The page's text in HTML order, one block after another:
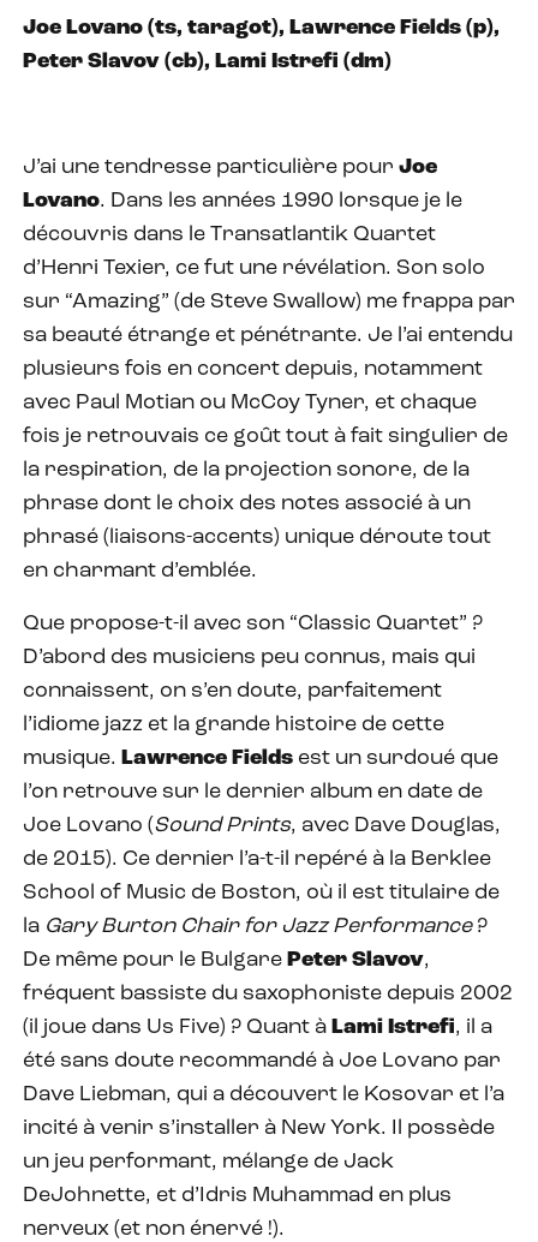
Joe Lovano (ts, taragot), Lawrence Fields (p),
Peter Slavov (cb), Lami Istrefi (dm)
J’ai une tendresse particulière pour Joe
Lovano. Dans les années 1990 lorsque je le
découvris dans le Transatlantik Quartet
d’Henri Texier, ce fut une révélation. Son solo
sur “Amazing” (de Steve Swallow) me frappa par
sa beauté étrange et pénétrante. Je l’ai entendu
plusieurs fois en concert depuis, notamment
avec Paul Motian ou McCoy Tyner, et chaque
fois je retrouvais ce goût tout à fait singulier de
la respiration, de la projection sonore, de la
phrase dont le choix des notes associé à un
phrasé (liaisons-accents) unique déroute tout
en charmant d’emblée.
Que propose-t-il avec son “Classic Quartet” ?
D’abord des musiciens peu connus, mais qui
connaissent, on s’en doute, parfaitement
l’idiome jazz et la grande histoire de cette
musique. Lawrence Fields est un surdoué que
l’on retrouve sur le dernier album en date de
Joe Lovano (Sound Prints, avec Dave Douglas,
de 2015). Ce dernier l’a-t-il repéré à la Berklee
School of Music de Boston, où il est titulaire de
la Gary BurtonChair for Jazz Performance ?
De même pour le Bulgare Peter Slavov,
fréquent bassiste du saxophoniste depuis 2002
(il joue dans Us Five) ? Quant à Lami Istrefi, il a
été sans doute recommandé à Joe Lovano par
Dave Liebman, qui a découvert le Kosovar et l’a
incité à venir s’installer à New York. Il possède
un jeu performant, mélange de Jack
DeJohnette, et d’Idris Muhammad en plus
nerveux (et non énervé !).